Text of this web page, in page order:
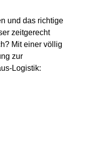
und das richtige
zeitgerecht
Mit einer völlig
zur
Logistik: